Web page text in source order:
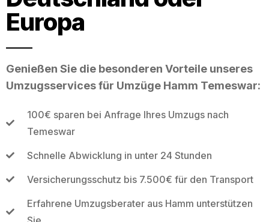
Europa
Genießen Sie die besonderen Vorteile unseres
Umzugsservices für Umzüge Hamm Temeswar:
100€ sparen bei Anfrage Ihres Umzugs nach
Temeswar
Schnelle Abwicklung in unter 24 Stunden
Versicherungsschutz bis 7.500€ für den Transport
Erfahrene Umzugsberater aus Hamm unterstützen